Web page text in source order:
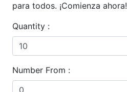
para todos. ¡Comienza ahora!
Quantity :
Number From :